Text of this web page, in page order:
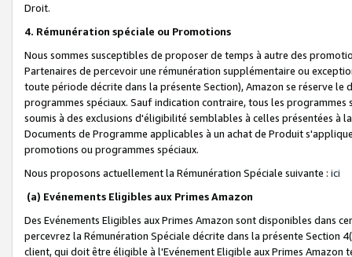
Droit.
4. Rémunération spéciale ou Promotions
Nous sommes susceptibles de proposer de temps à autre des
Partenaires de percevoir une rémunération supplémentaire ou
toute période décrite dans la présente Section), Amazon se réserve
programmes spéciaux. Sauf indication contraire, tous les
soumis à des exclusions d'éligibilité semblables à celles présentées à
Documents de Programme applicables à un achat de Produit
promotions ou programmes spéciaux.
Nous proposons actuellement la Rémunération Spéciale suivante : ici
(a) Evénements Eligibles aux Primes Amazon
Des Evénements Eligibles aux Primes Amazon sont disponibles dans
percevrez la Rémunération Spéciale décrite dans la présente Section
client, qui doit être éligible à l'Evénement Eligible aux Primes Amazon